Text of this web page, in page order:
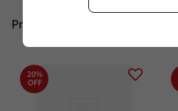
Produtos similares
20%
OFF